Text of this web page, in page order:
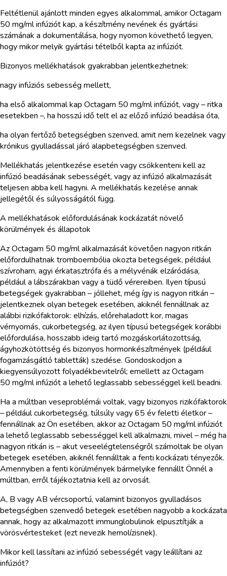
Feltétlenül ajánlott minden egyes alkalommal, amikor Octagam
50 mg/ml infúziót kap, a készítmény nevének és gyártási
számának a dokumentálása, hogy nyomon követhető legyen,
hogy mikor melyik gyártási tételből kapta az infúziót.
Bizonyos mellékhatások gyakrabban jelentkezhetnek:
nagy infúziós sebesség mellett,
ha első alkalommal kap Octagam 50 mg/ml infúziót, vagy – ritka
esetekben –, ha hosszú idő telt el az előző infúzió beadása óta,
ha olyan fertőző betegségben szenved, amit nem kezelnek vagy
krónikus gyulladással járó alapbetegségben szenved.
Mellékhatás jelentkezése esetén vagy csökkenteni kell az
infúzió beadásának sebességét, vagy az infúzió alkalmazását
teljesen abba kell hagyni. A mellékhatás kezelése annak
jellegétől és súlyosságától függ.
A mellékhatások előfordulásának kockázatát növelő
körülmények és állapotok
Az Octagam 50 mg/ml alkalmazását követően nagyon ritkán
előfordulhatnak tromboembólia okozta betegségek, például
szívroham, agyi érkatasztrófa és a mélyvénák elzáródása,
például a lábszárakban vagy a tüdő vérereiben. Ilyen típusú
betegségek gyakrabban – jóllehet, még így is nagyon ritkán –
jelentkeznek olyan betegek esetében, akiknél fennállnak az
alábbi rizikófaktorok: elhízás, előrehaladott kor, magas
vérnyomás, cukorbetegség, az ilyen típusú betegségek korábbi
előfordulása, hosszabb ideig tartó mozgáskorlátozottság,
ágyhozkötöttség és bizonyos hormonkészítmények (például
fogamzásgátló tabletták) szedése. Gondoskodjon a
kiegyensúlyozott folyadékbevitelről; emellett az Octagam
50 mg/ml infúziót a lehető leglassabb sebességgel kell beadni.
Ha a múltban veseproblémái voltak, vagy bizonyos rizikófaktorok
– például cukorbetegség, túlsúly vagy 65 év feletti életkor –
fennállnak az Ön esetében, akkor az Octagam 50 mg/ml infúziót
a lehető leglassabb sebességgel kell alkalmazni, mivel – még ha
nagyon ritkán is – akut veseelégtelenségről számoltak be olyan
betegek esetében, akiknél fennálltak a fenti kockázati tényezők.
Amennyiben a fenti körülmények bármelyike fennállt Önnél a
múltban, erről tájékoztatnia kell az orvosát.
A, B vagy AB vércsoportú, valamint bizonyos gyulladásos
betegségben szenvedő betegek esetében nagyobb a kockázata
annak, hogy az alkalmazott immunglobulinok elpusztítják a
vörösvértesteket (ezt nevezik hemolízisnek).
Mikor kell lassítani az infúzió sebességét vagy leállítani az
infúziót?